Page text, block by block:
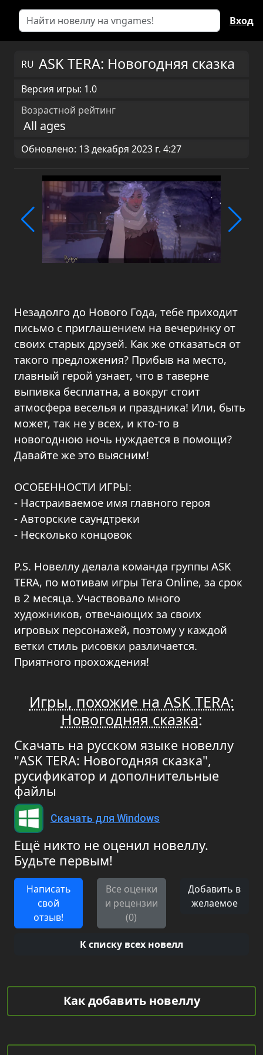
Вход
RU ASK TERA: Новогодняя сказка
Версия игры: 1.0
Возрастной рейтинг
All ages
Обновлено: 13 декабря 2023 г. 4:27
Незадолго до Нового Года, тебе приходит
письмо с приглашением на вечеринку от
своих старых друзей. Как же отказаться от
такого предложения? Прибыв на место,
главный герой узнает, что в таверне
выпивка бесплатна, а вокруг стоит
атмосфера веселья и праздника! Или, быть
может, так не у всех, и кто-то в
новогоднюю ночь нуждается в помощи?
Давайте же это выясним!
ОСОБЕННОСТИ ИГРЫ:
- Настраиваемое имя главного героя
- Авторские саундтреки
- Несколько концовок
P.S. Новеллу делала команда группы ASK
TERA, по мотивам игры Tera Online, за срок
в 2 месяца. Участвовало много
художников, отвечающих за своих
игровых персонажей, поэтому у каждой
ветки стиль рисовки различается.
Приятного прохождения!
Игры, похожие на ASK TERA:
Новогодняя сказка:
Скачать на русском языке новеллу
"ASK TERA: Новогодняя сказка",
русификатор и дополнительные
файлы
Скачать для Windows
Ещё никто не оценил новеллу.
Будьте первым!
Написать
свой
отзыв!
Все оценки
и рецензии
(0)
Добавить в
желаемое
К списку всех новелл
Как добавить новеллу